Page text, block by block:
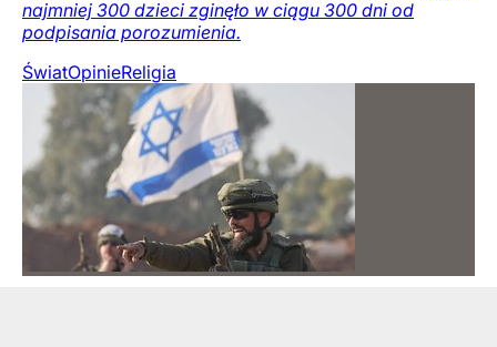
najmniej 300 dzieci zginęło w ciągu 300 dni od
podpisania porozumienia.
ŚwiatOpinieReligia